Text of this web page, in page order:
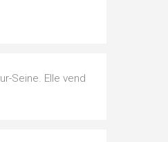
Seine. Elle vend